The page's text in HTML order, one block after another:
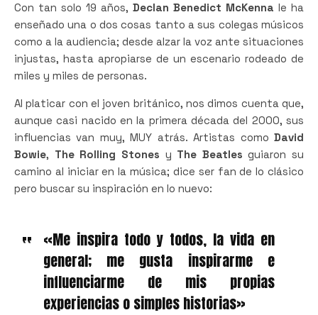
Con tan solo 19 años, Declan Benedict McKenna le ha
enseñado una o dos cosas tanto a sus colegas músicos
como a la audiencia; desde alzar la voz ante situaciones
injustas, hasta apropiarse de un escenario rodeado de
miles y miles de personas.
Al platicar con el joven británico, nos dimos cuenta que,
aunque casi nacido en la primera década del 2000, sus
influencias van muy, MUY atrás. Artistas como David
Bowie, The Rolling Stones y The Beatles guiaron su
camino al iniciar en la música; dice ser fan de lo clásico
pero buscar su inspiración en lo nuevo:
«Me inspira todo y todos, la vida en
general; me gusta inspirarme e
influenciarme de mis propias
experiencias o simples historias»